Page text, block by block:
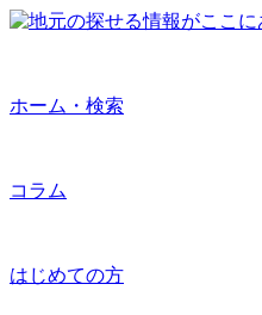
ホーム・検索
コラム
はじめての方